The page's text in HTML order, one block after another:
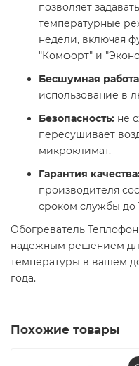
позволяет
температурные
недели, включая
"Комфорт" и
Бесшумная
использование в
Безопасность: не
пересушивает
микроклимат.
Гарантия
производителя
сроком службы до
Обогреватель
надежным решением
температуры в вашем
года.
Похожие товары